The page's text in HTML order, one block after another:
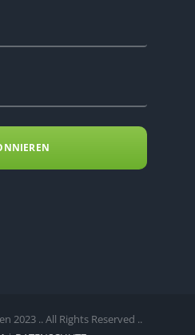
2023 .. All Rights Reserved ..